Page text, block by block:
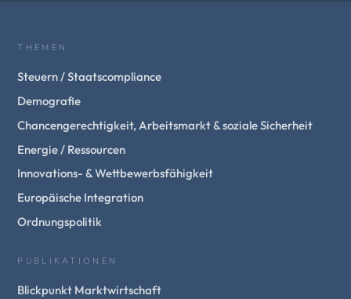
THEMEN
Steuern / Staatscompliance
Demografie
Chancengerechtigkeit, Arbeitsmarkt & soziale Sicherheit
Energie / Ressourcen
Innovations- & Wettbewerbsfähigkeit
Europäische Integration
Ordnungspolitik
PUBLIKATIONEN
Blickpunkt Marktwirtschaft